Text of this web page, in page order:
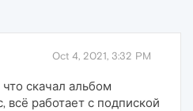
Oct 4, 2021, 3:32 PM
скачал альбом
всё работает с подпиской